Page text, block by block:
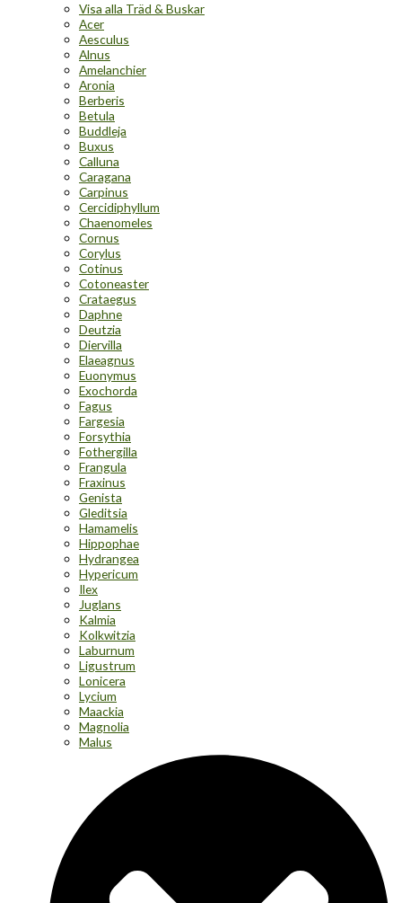
Visa alla Träd & Buskar
Acer
Aesculus
Alnus
Amelanchier
Aronia
Berberis
Betula
Buddleja
Buxus
Calluna
Caragana
Carpinus
Cercidiphyllum
Chaenomeles
Cornus
Corylus
Cotinus
Cotoneaster
Crataegus
Daphne
Deutzia
Diervilla
Elaeagnus
Euonymus
Exochorda
Fagus
Fargesia
Forsythia
Fothergilla
Frangula
Fraxinus
Genista
Gleditsia
Hamamelis
Hippophae
Hydrangea
Hypericum
Ilex
Juglans
Kalmia
Kolkwitzia
Laburnum
Ligustrum
Lonicera
Lycium
Maackia
Magnolia
Malus